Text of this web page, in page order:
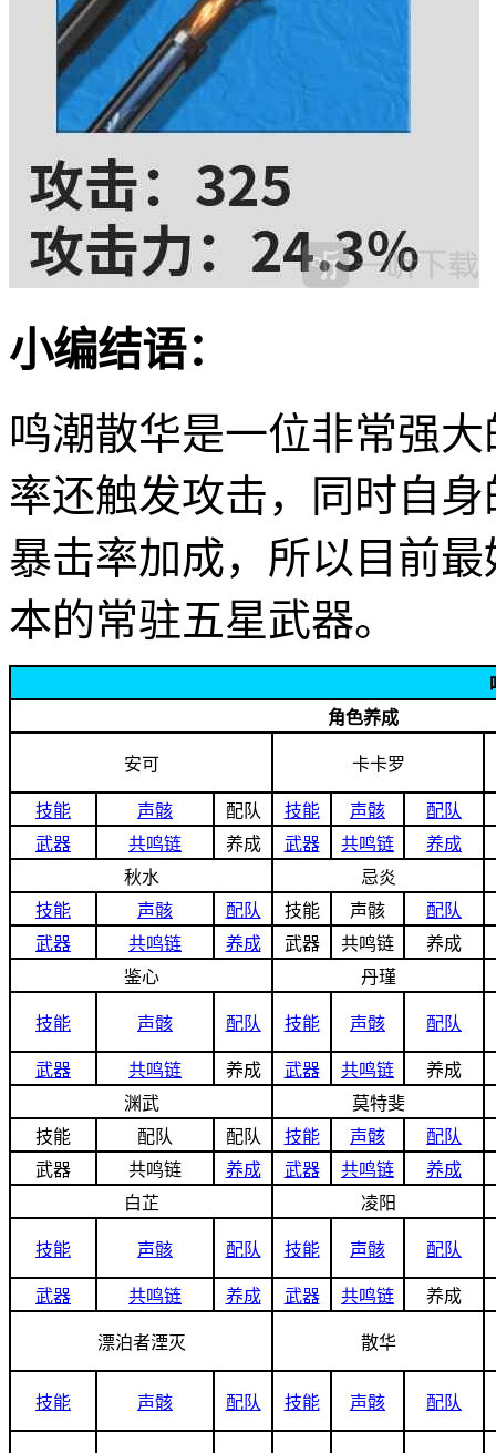
小编结语：
鸣潮散华是一位非常强
率还触发攻击，同时自
暴击率加成，所以目前
本的常驻五星武器。
角色养成
安可 卡卡罗
技能 声骸 配队 技能 声骸
配队
武器
共鸣链 养成 武器 共鸣链
养成
秋水
忌炎
技能
声骸 配队 技能 声骸
配队
武器
共鸣链 养成 武器 共鸣链
养成
鉴心
丹瑾
技能 声骸 配队 技能 声骸 配队
武器 共鸣链 养成 武器 共鸣链
养成
渊武
莫特斐
技能
配队 配队 技能 声骸
配队
武器
共鸣链 养成 武器 共鸣链
养成
白芷
凌阳
技能 声骸 配队 技能 声骸 配队
武器 共鸣链 养成 武器 共鸣链 养成
漂泊者湮灭 散华
技能 声骸 配队 技能 声骸 配队